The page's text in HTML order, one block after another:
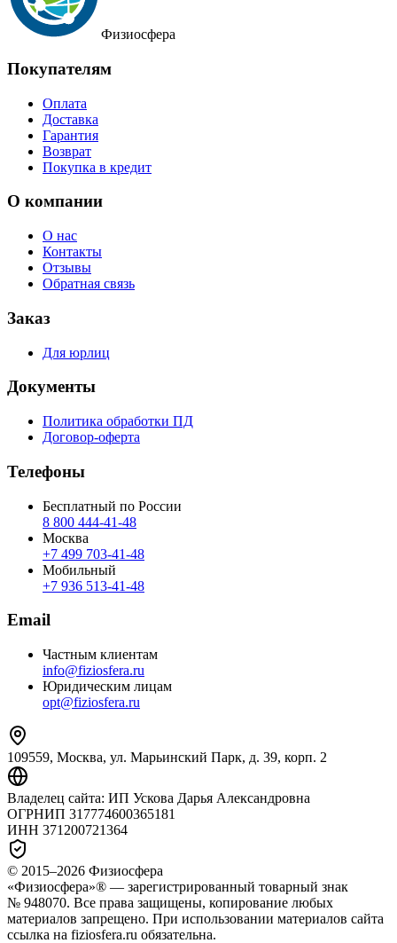
Физиосфера
Покупателям
Оплата
Доставка
Гарантия
Возврат
Покупка в кредит
О компании
О нас
Контакты
Отзывы
Обратная связь
Заказ
Для юрлиц
Документы
Политика обработки ПД
Договор-оферта
Телефоны
Бесплатный по России
8 800 444‑41‑48
Москва
+7 499 703‑41‑48
Мобильный
+7 936 513‑41‑48
Email
Частным клиентам
info@fiziosfera.ru
Юридическим лицам
opt@fiziosfera.ru
109559, Москва, ул. Марьинский Парк, д. 39, корп. 2
Владелец сайта: ИП Ускова Дарья Александровна
ОГРНИП 317774600365181
ИНН 371200721364
© 2015–2026 Физиосфера
«Физиосфера»® — зарегистрированный товарный знак
№ 948070. Все права защищены, копирование любых
материалов запрещено. При использовании материалов сайта
ссылка на fiziosfera.ru обязательна.